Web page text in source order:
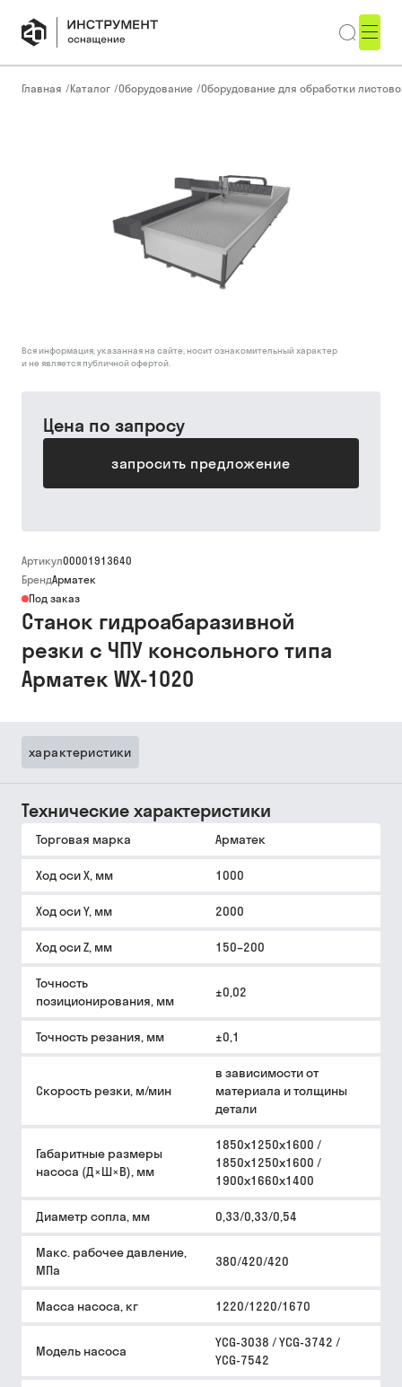
Главная /Каталог /Оборудование /Оборудование для обработки
Цена по запросу
запросить предложение
Вся информация, указанная на сайте, носит ознакомительный характер
и не является публичной офертой.
Артикул00001913640
БрендАрматек
Под заказ
Станок гидроабаразивной
резки с ЧПУ консольного типа
Арматек WX-1020
характеристики
Технические характеристики
Торговая марка Арматек
Ход оси X, мм 1000
Ход оси Y, мм 2000
Ход оси Z, мм 150–200
Точность
позиционирования, мм
±0,02
Точность резания, мм ±0,1
Скорость резки, м/мин
в зависимости от
материала и толщины
детали
Габаритные размеры
насоса (Д×Ш×В), мм
1850х1250х1600 /
1850х1250х1600 /
1900х1660х1400
Диаметр сопла, мм 0,33/0,33/0,54
Макс. рабочее давление,
МПа
380/420/420
Масса насоса, кг 1220/1220/1670
Модель насоса
YCG-3038 / YCG-3742 /
YCG-7542